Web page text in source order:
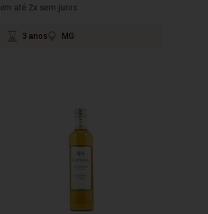
em até 2x sem juros
3 anos MG